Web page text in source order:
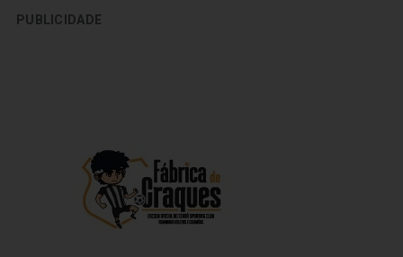
PUBLICIDADE